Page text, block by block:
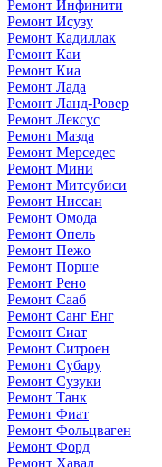
Ремонт Инфинити
Ремонт Исузу
Ремонт Кадиллак
Ремонт Каи
Ремонт Киа
Ремонт Лада
Ремонт Ланд-Ровер
Ремонт Лексус
Ремонт Мазда
Ремонт Мерседес
Ремонт Мини
Ремонт Митсубиси
Ремонт Ниссан
Ремонт Омода
Ремонт Опель
Ремонт Пежо
Ремонт Порше
Ремонт Рено
Ремонт Сааб
Ремонт Санг Енг
Ремонт Сиат
Ремонт Ситроен
Ремонт Субару
Ремонт Сузуки
Ремонт Танк
Ремонт Фиат
Ремонт Фольцваген
Ремонт Форд
Ремонт Хавал